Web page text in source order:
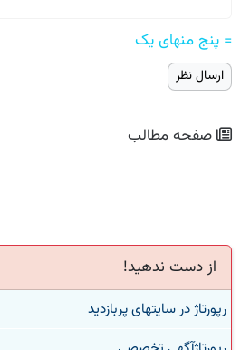
= پنج منهای یک
صفحه مطالب
از دست ندهید!
رپورتاژ در سایتهای پربازدید